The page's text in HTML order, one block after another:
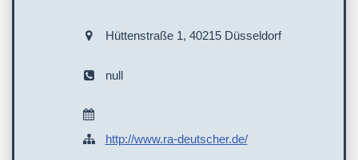
Hüttenstraße 1, 40215 Düsseldorf
null
http://www.ra-deutscher.de/